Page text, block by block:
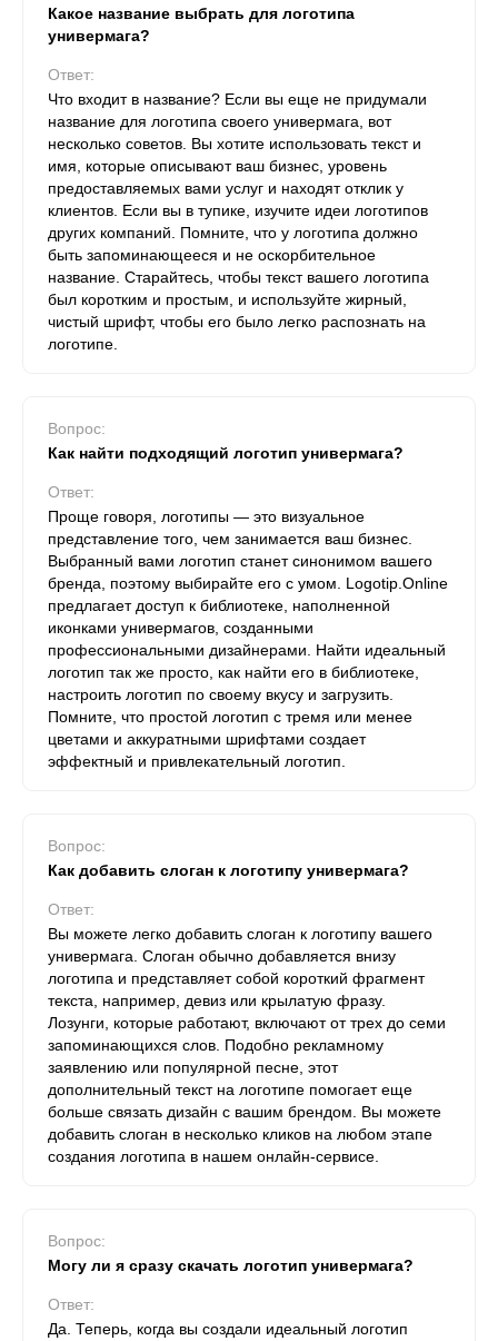
Какое название выбрать для логотипа
универмага?
Ответ:
Что входит в название? Если вы еще не придумали
название для логотипа своего универмага, вот
несколько советов. Вы хотите использовать текст и
имя, которые описывают ваш бизнес, уровень
предоставляемых вами услуг и находят отклик у
клиентов. Если вы в тупике, изучите идеи логотипов
других компаний. Помните, что у логотипа должно
быть запоминающееся и не оскорбительное
название. Старайтесь, чтобы текст вашего логотипа
был коротким и простым, и используйте жирный,
чистый шрифт, чтобы его было легко распознать на
логотипе.
Вопрос:
Как найти подходящий логотип универмага?
Ответ:
Проще говоря, логотипы — это визуальное
представление того, чем занимается ваш бизнес.
Выбранный вами логотип станет синонимом вашего
бренда, поэтому выбирайте его с умом. Logotip.Online
предлагает доступ к библиотеке, наполненной
иконками универмагов, созданными
профессиональными дизайнерами. Найти идеальный
логотип так же просто, как найти его в библиотеке,
настроить логотип по своему вкусу и загрузить.
Помните, что простой логотип с тремя или менее
цветами и аккуратными шрифтами создает
эффектный и привлекательный логотип.
Вопрос:
Как добавить слоган к логотипу универмага?
Ответ:
Вы можете легко добавить слоган к логотипу вашего
универмага. Слоган обычно добавляется внизу
логотипа и представляет собой короткий фрагмент
текста, например, девиз или крылатую фразу.
Лозунги, которые работают, включают от трех до семи
запоминающихся слов. Подобно рекламному
заявлению или популярной песне, этот
дополнительный текст на логотипе помогает еще
больше связать дизайн с вашим брендом. Вы можете
добавить слоган в несколько кликов на любом этапе
создания логотипа в нашем онлайн-сервисе.
Вопрос:
Могу ли я сразу скачать логотип универмага?
Ответ:
Да. Теперь, когда вы создали идеальный логотип